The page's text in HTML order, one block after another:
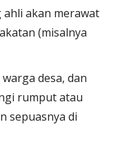
ahli akan merawat
(misalnya
desa, dan
rumput atau
sepuasnya di